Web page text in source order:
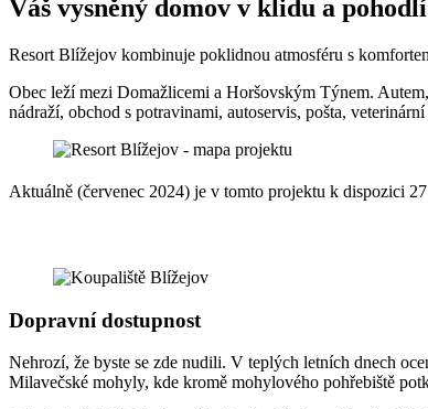
Váš vysněný domov v klidu a pohodlí
Resort Blížejov kombinuje poklidnou atmosféru s
Obec leží mezi Domažlicemi a Horšovským Týnem.
nádraží, obchod s potravinami, autoservis, pošta,
Aktuálně (červenec 2024) je v tomto projektu k dispozici
Dopravní dostupnost
Nehrozí, že byste se zde nudili. V teplých letních dnech
Milavečské mohyly, kde kromě mohylového pohřebiště